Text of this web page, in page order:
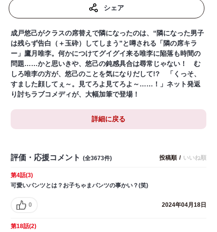
シェア
成戸悠己がクラスの席替えで隣になったのは、“隣になった男子
は残らず告白（＋玉砕）してしまう”と噂される「隣の席キラ
ー」鷹月唯李。何かにつけてグイグイ来る唯李に陥落も時間の
問題……かと思いきや、悠己の鈍感具合は尋常じゃない！ む
しろ唯李の方が、悠己のことを気になりだして!? 「くっそ、
すました顔してぇ～。見てろよ見てろよ～……！」ネット発返
り討ちラブコメディが、大幅加筆で登場！
詳細に戻る
評価・応援コメント (全3673件) 投稿順 / いいね順
第4話(3)
可愛いパンツとは？お子ちゃまパンツの事かい？(笑)
0 2024年04月18日
第18話(2)